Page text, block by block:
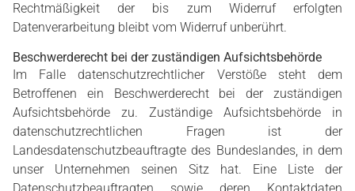
Rechtmäßigkeit der bis zum Widerruf erfolgten
Datenverarbeitung bleibt vom Widerruf unberührt.
Beschwerderecht bei der zuständigen Aufsichtsbehörde
Im Falle datenschutzrechtlicher Verstöße steht dem
Betroffenen ein Beschwerderecht bei der zuständigen
Aufsichtsbehörde zu. Zuständige Aufsichtsbehörde in
datenschutzrechtlichen Fragen ist der
Landesdatenschutzbeauftragte des Bundeslandes, in dem
unser Unternehmen seinen Sitz hat. Eine Liste der